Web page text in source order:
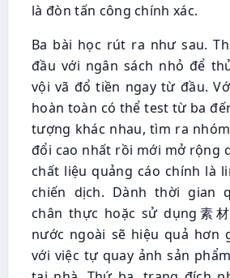
là đòn tấn công chính xác.
Ba bài học rút ra như sau.
đầu với ngân sách nhỏ để
vội vã đổ tiền ngay từ đầu.
hoàn toàn có thể test từ ba
tượng khác nhau, tìm ra
đổi cao nhất rồi mới mở rộng
chất liệu quảng cáo chính là
chiến dịch. Dành thời gian
chân thực hoặc sử dụng素
nước ngoài sẽ hiệu quả hơn
với việc tự quay ảnh sản